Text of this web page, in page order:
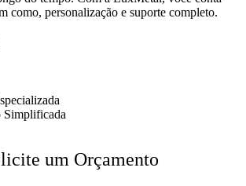
como, personalização e suporte completo.
Simplificada
um Orçamento